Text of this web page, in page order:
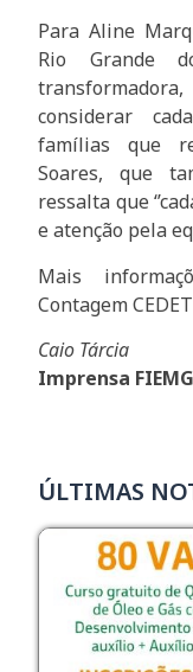
Para Aline
Rio Grande
considerar
famílias que
Soares, que
ressalta que
e atenção pela
Mais
Contagem
Caio Tárcia
Imprensa FIEMG
ÚLTIMAS